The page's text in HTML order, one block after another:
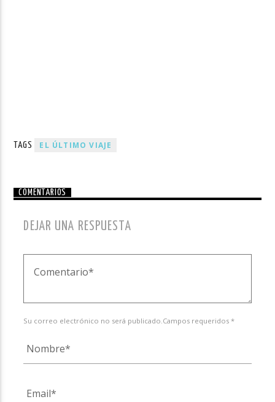
TAGS EL ÚLTIMO VIAJE
COMENTARIOS
DEJAR UNA RESPUESTA
Su correo electrónico no será publicado.Campos requeridos *